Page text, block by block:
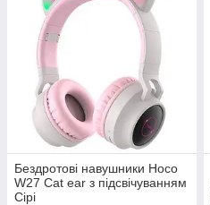
Бездротові навушники Hoco
W27 Cat ear з підсвічуванням
Сірі